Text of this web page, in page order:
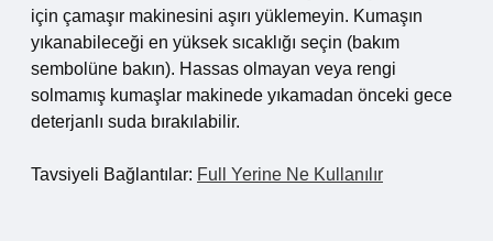
için çamaşır makinesini aşırı yüklemeyin. Kumaşın
yıkanabileceği en yüksek sıcaklığı seçin (bakım
sembolüne bakın). Hassas olmayan veya rengi
solmamış kumaşlar makinede yıkamadan önceki gece
deterjanlı suda bırakılabilir.
Tavsiyeli Bağlantılar: Full Yerine Ne Kullanılır